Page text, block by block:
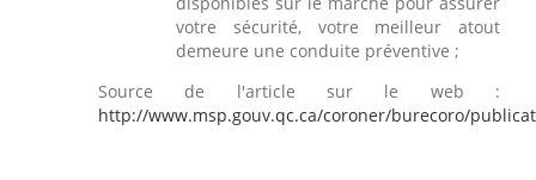
votre sécurité, votre meilleur atout
demeure une conduite préventive ;
Source de l'article sur le web :
http://www.msp.gouv.qc.ca/coroner/burecoro/